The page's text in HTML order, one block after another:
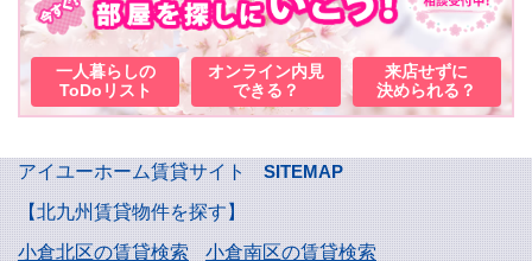
一人暮らしの
ToDoリスト
オンライン内見
できる？
来店せずに
決められる？
アイユーホーム賃貸サイト
SITEMAP
【北九州賃貸物件を探す】
小倉北区の賃貸検索
小倉南区の賃貸検索